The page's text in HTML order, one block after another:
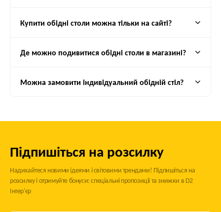
меблі у нас і створюйте ідеальний інтер’єр у своєму домі.
Купити обідні столи можна тільки на сайті?
Де можно подивитися обідні столи в магазині?
Можна замовити індивідуальний обідній стіл?
Підпишіться на розсилку
Надихайтеся новими ідеями і світовими трендами! Підпишіться на
розсилку і отримуйте бонуси: спеціальні пропозиції та знижки в D2
Інтер'єр